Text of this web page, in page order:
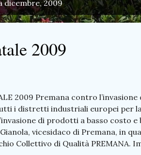
dicembre, 2009
2009
2009 Premana contro
i distretti industriali europei per
di prodotti a basso costo e
vicesidaco di Premana, in
Collettivo di Qualità PREMANA.